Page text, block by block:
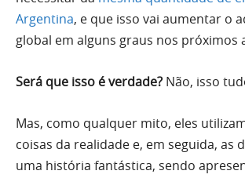
Argentina, e que isso vai aumentar o
global em alguns graus nos próximos
Será que isso é verdade? Não, isso
Mas, como qualquer mito, eles
coisas da realidade e, em seguida, as
uma história fantástica, sendo